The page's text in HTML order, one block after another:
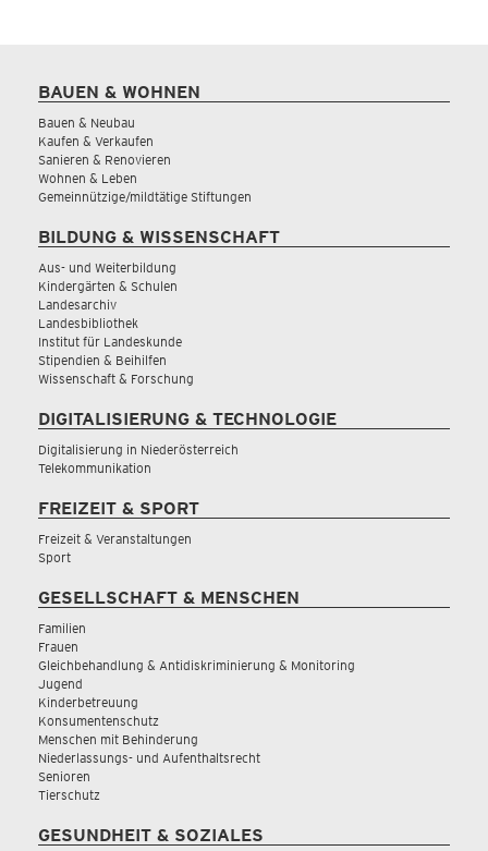
BAUEN & WOHNEN
Bauen & Neubau
Kaufen & Verkaufen
Sanieren & Renovieren
Wohnen & Leben
Gemeinnützige/mildtätige Stiftungen
BILDUNG & WISSENSCHAFT
Aus- und Weiterbildung
Kindergärten & Schulen
Landesarchiv
Landesbibliothek
Institut für Landeskunde
Stipendien & Beihilfen
Wissenschaft & Forschung
DIGITALISIERUNG & TECHNOLOGIE
Digitalisierung in Niederösterreich
Telekommunikation
FREIZEIT & SPORT
Freizeit & Veranstaltungen
Sport
GESELLSCHAFT & MENSCHEN
Familien
Frauen
Gleichbehandlung & Antidiskriminierung & Monitoring
Jugend
Kinderbetreuung
Konsumentenschutz
Menschen mit Behinderung
Niederlassungs- und Aufenthaltsrecht
Senioren
Tierschutz
GESUNDHEIT & SOZIALES